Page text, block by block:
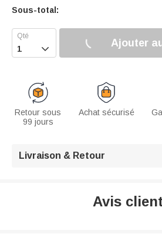
Sous-total:
 Ajouter
Retour sous
99 jours
Achat sécurisé
Livraison & Retour
Avis